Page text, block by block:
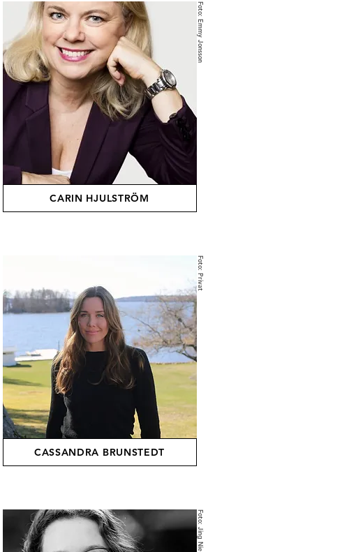
Foto: Emmy Jonsson
CARIN HJULSTRÖM
Foto: Privat
CASSANDRA BRUNSTEDT
Foto: Jing Nie